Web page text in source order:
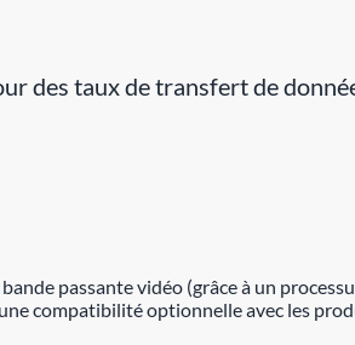
des taux de transfert de
passante vidéo (grâce à un
compatibilité optionnelle avec les